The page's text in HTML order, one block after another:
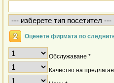
Оценете фирмата по
Обслужаване *
Качество на